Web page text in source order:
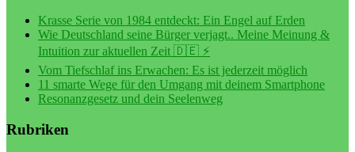
Krasse Serie von 1984 entdeckt: Ein Engel auf Erden
Wie Deutschland seine Bürger verjagt.. Meine Meinung &
Intuition zur aktuellen Zeit 🇩🇪 ⚡️
Vom Tiefschlaf ins Erwachen: Es ist jederzeit möglich
11 smarte Wege für den Umgang mit deinem Smartphone
Resonanzgesetz und dein Seelenweg
Rubriken